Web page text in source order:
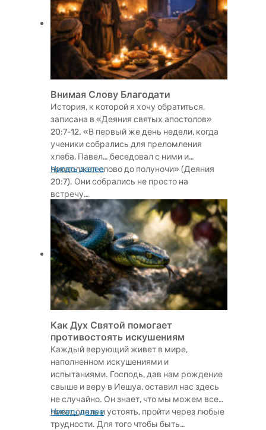
Внимая Слову Благодати
История, к которой я хочу обратиться,
записана в «Деяния святых апостолов»
20:7-12. «В первый же день недели, когда
ученики собрались для преломления
хлеба, Павел… беседовал с ними и
продолжал слово до полуночи» (Деяния
20:7). Они собрались не просто на
встречу…
Читать далее
Как Дух Святой помогает
противостоять искушениям
Каждый верующий живет в мире,
наполненном искушениями и
испытаниями. Господь, дав нам рождение
свыше и веру в Иешуа, оставил нас здесь
не случайно. Он знает, что мы можем все
преодолеть и устоять, пройти через любые
трудности. Для того чтобы быть…
Читать далее